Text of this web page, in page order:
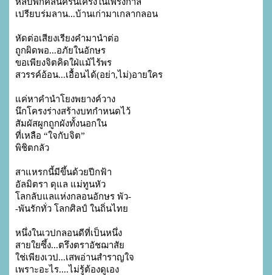
เปรียบร่มลาน...บ้านเก่ามาเกลากลอน
หัดต่อเสียงเรียงคำมานำต่อ
ถูกผิดพอ...อภัยในอักษร
ขอเพียงจิตคิดใฝ่แม้ไร้พร
สวรรค์อ้อน...เอื้อนได้(อย่า,ไม่)อายใคร
แค่หาคำนำโยงพยางค์วาง
นึกโครงร่างสร้างบทกำหนดไว้
สัมผัสผูกถูกผังทั้งนอกใน
ที่เหลือ “ใจกับจิต”
พิชิตกลัว
สาแหรกนี้มีขึ้นด้วยปีกฟ้า
อัลมิตรา ดุแล แม่ทูนหัว
โลกลับแลแห่งกลอนอักษร พัว-
-พันรักทั่ว โลกศิลป์ ในถิ่นไทย
หนึ่งในเวปกลอนดีที่เป็นหนึ่ง
สายใยซึ้ง...ตรึงตราอัชฌาสัย
ใช่เพียงเวป...เสพอ่านสำราญใจ
เพราะอะไร....ไม่รู้ต้องดูเอง